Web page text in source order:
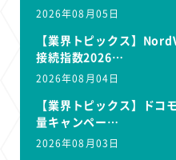
2026年08月05日
【業界トピックス】
接続指数2026…
2026年08月04日
【業界トピックス】ド
量キャンペー…
2026年08月03日